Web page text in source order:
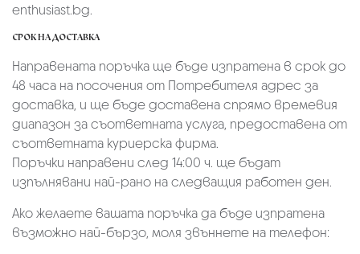
enthusiast.bg.
СРОК НА ДОСТАВКА
Направената поръчка ще бъде изпратена в срок до
48 часа на посочения от Потребителя адрес за
доставка, и ще бъде доставена спрямо времевия
диапазон за съответната услуга, предоставена от
съответната куриерска фирма.
Поръчки направени след 14:00 ч. ще бъдат
изпълнявани най-рано на следващия работен ден.
Ако желаете вашата поръчка да бъде изпратена
възможно най-бързо, моля звъннете на телефон: